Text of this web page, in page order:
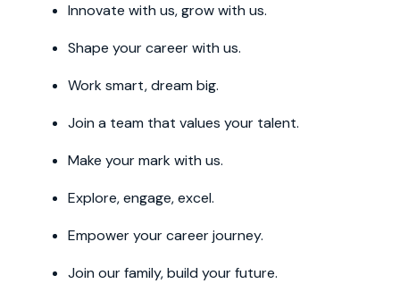
Innovate with us, grow with us.
Shape your career with us.
Work smart, dream big.
Join a team that values your talent.
Make your mark with us.
Explore, engage, excel.
Empower your career journey.
Join our family, build your future.